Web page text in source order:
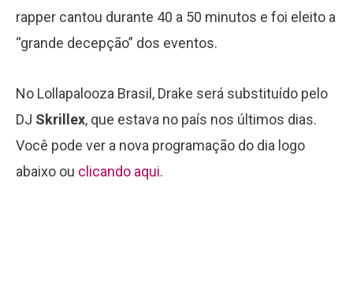
rapper cantou durante 40 a 50 minutos e foi eleito a
“grande decepção” dos eventos.
No Lollapalooza Brasil, Drake será substituído pelo
DJ Skrillex, que estava no país nos últimos dias.
Você pode ver a nova programação do dia logo
abaixo ou clicando aqui.